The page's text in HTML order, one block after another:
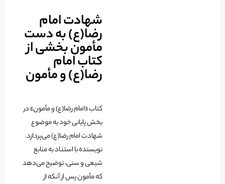
شهادت امام
رضا(ع) به دست
مأمون بخشی از
کتاب امام
رضا(ع) و مأمون
کتاب «امام رضا(ع) و مأمون» در
بخش پایانی خود به موضوع
شهادت امام رضا(ع) می‌پردازد.
نویسنده با استناد به منابع
شیعی و سنی، توضیح می‌دهد
که مأمون پس از آنکه از